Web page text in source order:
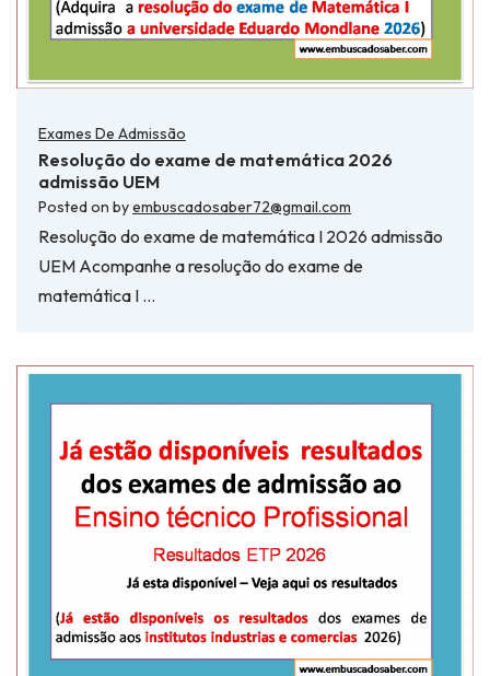
Exames De Admissão
Resolução do exame de matemática 2026
admissão UEM
Posted on byembuscadosaber72@gmail.com
Resolução do exame de matemática I 2026 admissão
UEM Acompanhe a resolução do exame de
matemática I …